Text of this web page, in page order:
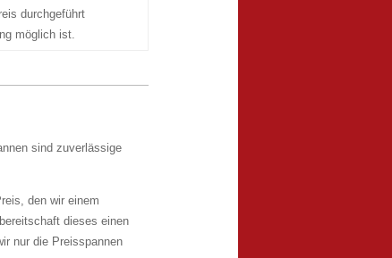
durchgeführt
möglich ist.
sind zuverlässige
den wir einem
dieses einen
nur die Preisspannen